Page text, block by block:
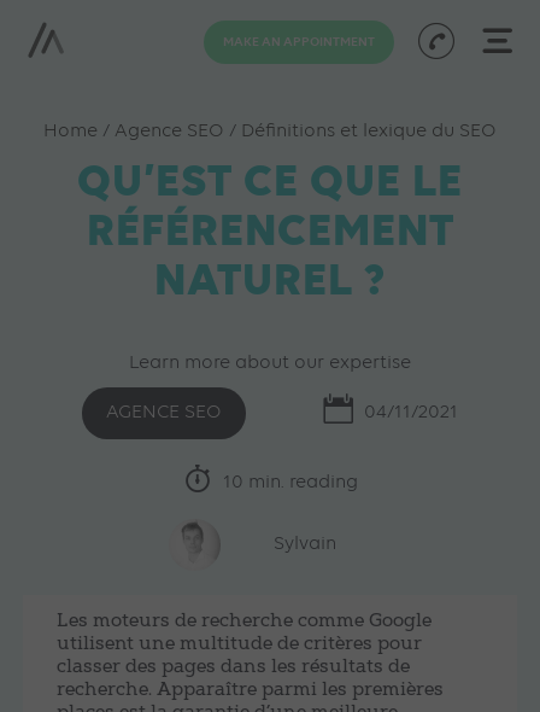
MAKE AN APPOINTMENT
Home / Agence SEO / Définitions et lexique du SEO
QU’EST CE QUE LE
RÉFÉRENCEMENT
NATUREL ?
Learn more about our expertise
AGENCE SEO 04/11/2021
10 min. reading
Sylvain
Les moteurs de recherche comme Google
utilisent une multitude de critères pour
classer des pages dans les résultats de
recherche. Apparaître parmi les premières